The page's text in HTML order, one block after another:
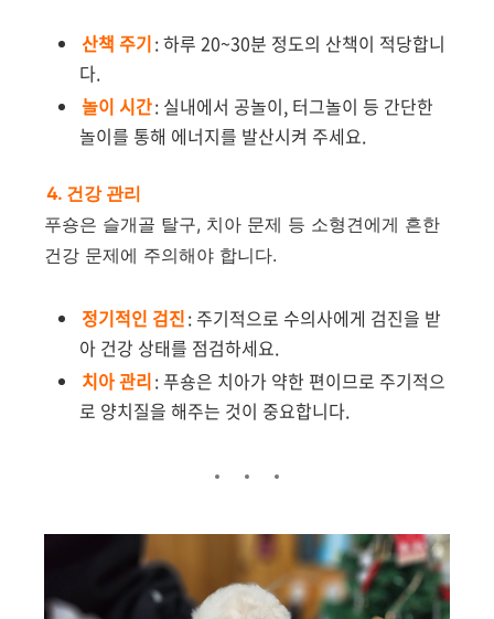
산책 주기: 하루 20~30분 정도의 산책이 적당합니
다.
놀이 시간: 실내에서 공놀이, 터그놀이 등 간단한
놀이를 통해 에너지를 발산시켜 주세요.
4. 건강 관리
푸숑은 슬개골 탈구, 치아 문제 등 소형견에게 흔한
건강 문제에 주의해야 합니다.
정기적인 검진: 주기적으로 수의사에게 검진을 받
아 건강 상태를 점검하세요.
치아 관리: 푸숑은 치아가 약한 편이므로 주기적으
로 양치질을 해주는 것이 중요합니다.